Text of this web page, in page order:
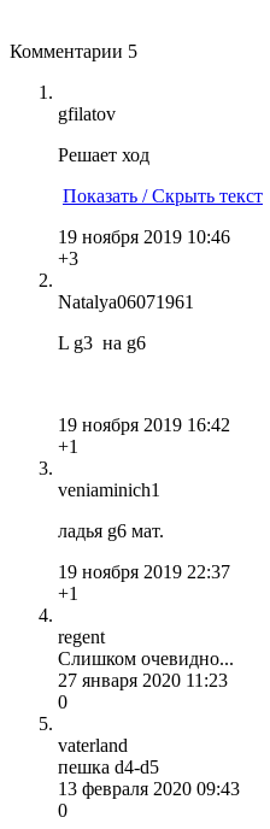
Комментарии 5
gfilatov
Решает ход
Показать / Скрыть текст
19 ноября 2019 10:46
+3
Natalya06071961
L g3 на g6
19 ноября 2019 16:42
+1
veniaminich1
ладья g6 мат.
19 ноября 2019 22:37
+1
regent
Слишком очевидно...
27 января 2020 11:23
0
vaterland
пешка d4-d5
13 февраля 2020 09:43
0